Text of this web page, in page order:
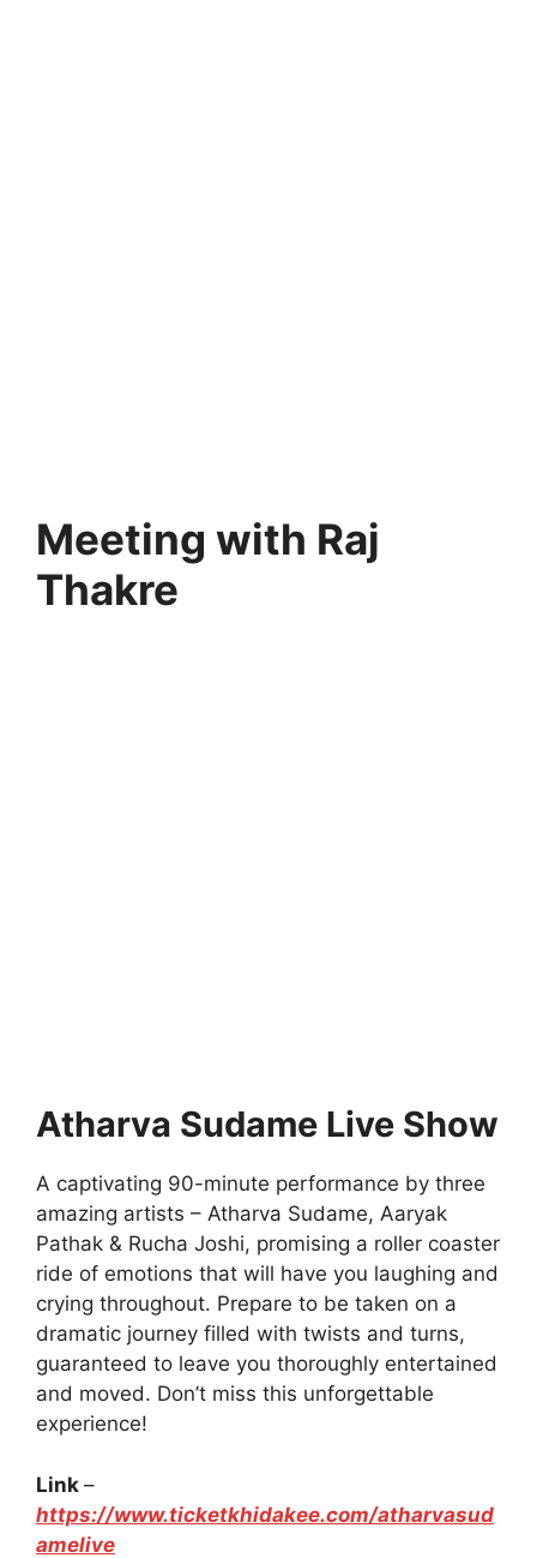
Meeting with Raj
Thakre
Atharva Sudame Live Show
A captivating 90-minute performance by three
amazing artists – Atharva Sudame, Aaryak
Pathak & Rucha Joshi, promising a roller coaster
ride of emotions that will have you laughing and
crying throughout. Prepare to be taken on a
dramatic journey filled with twists and turns,
guaranteed to leave you thoroughly entertained
and moved. Don’t miss this unforgettable
experience!
Link –
https://www.ticketkhidakee.com/atharvasud
amelive